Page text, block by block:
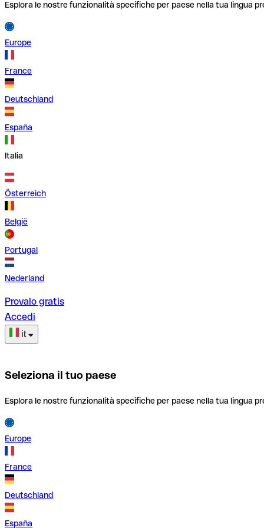
Esplora le nostre funzionalità specifiche per paese nella tua lingua
Europe
France
Deutschland
España
Italia
Österreich
België
Portugal
Nederland
Provalo gratis
Accedi
it
Seleziona il tuo paese
Esplora le nostre funzionalità specifiche per paese nella tua lingua
Europe
France
Deutschland
España